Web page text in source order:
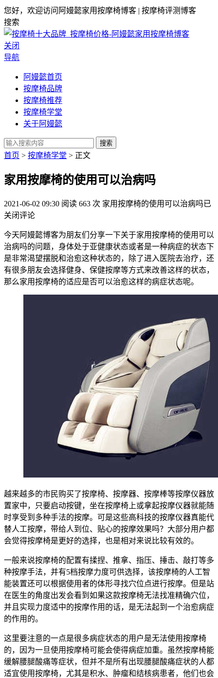
您好，欢迎访问阿嫚懿家用按摩椅博客 | 按摩椅评测博客
搜索
关闭
导航
阿嫚懿首页
按摩椅品牌
按摩椅推荐
按摩椅学堂
关于阿嫚懿
搜索
首页 > 按摩椅学堂 > 正文
家用按摩椅的使用可以治病吗
2021-06-02 09:30 阅读 663 次 家用按摩椅的使用可以治病吗已
关闭评论
今天阿嫚懿博客为朋友们分享一下关于家用按摩椅的使用可以
治病吗的问题，身体处于亚健康状态或者是一种病症的状态下
是非常渴望摆脱和治愈这种状态的，除了进入医院去治疗，还
有很多朋友会选择健身、保健按摩等方式来改善这样的状态，
那么家用按摩椅的适应是否可以治愈这样的病症状态呢。
越来越多的市民购买了按摩椅、按摩器、按摩棒等按摩仪器放
置家中，只要启动按键，坐在按摩椅上或拿起按摩仪器就能随
时享受到多种手法的按摩。可是这些高科技的按摩仪器真能代
替人工按摩，带给人到位、贴心的按摩效果吗？大部分用户都
会觉得按摩椅是更好的选择，也是相对来说比较有效的。
一般来说按摩椅的配置有揉捏、推拿、指压、捶击、敲打等多
种按摩手法，并有5档按摩力度可供选择，该按摩椅的人工智
能装置还可以根据使用者的体形寻找穴位点进行按摩。但是站
在医生的角度出发会看到如果这款按摩椅无法找准精确穴位，
并且实现力度适中的按摩作用的话，是无法起到一个治愈病症
的作用的。
这里要注意的一点是很多病症状态的用户是无法使用按摩椅
的，因为一旦使用按摩椅可能会使得病症加重。虽然按摩椅能
缓解腰腿酸痛等症状，但并不是所有出现腰腿酸痛症状的人都
适宜使用按摩椅，尤其是积水、肿瘤和结核病患者，他们也会